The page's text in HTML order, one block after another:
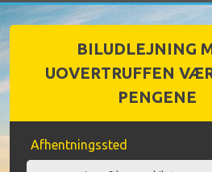
BILUDLEJNING
UOVERTRUFFEN
PENGENE
Afhentningssted